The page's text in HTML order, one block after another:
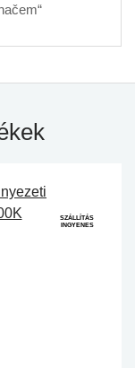
SZÁLLÍTÁS
INGYENES